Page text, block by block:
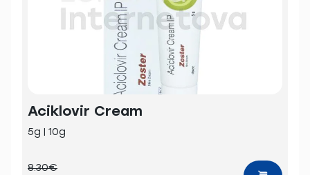
Aciklovir Cream
5g | 10g
8.30€